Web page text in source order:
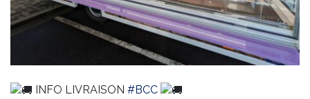
INFO LIVRAISON #BCC